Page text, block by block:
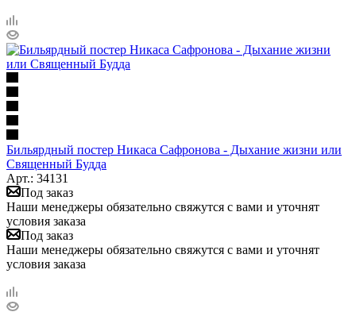
Бильярдный постер Никаса Сафронова - Дыхание жизни или
Священный Будда
Арт.: 34131
Под заказ
Наши менеджеры обязательно свяжутся с вами и уточнят
условия заказа
Под заказ
Наши менеджеры обязательно свяжутся с вами и уточнят
условия заказа